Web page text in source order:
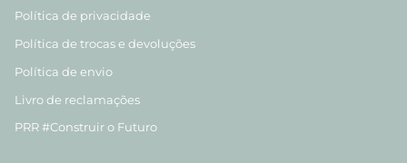
Política de privacidade
Política de trocas e devoluções
Política de envio
Livro de reclamações
PRR #Construir o Futuro